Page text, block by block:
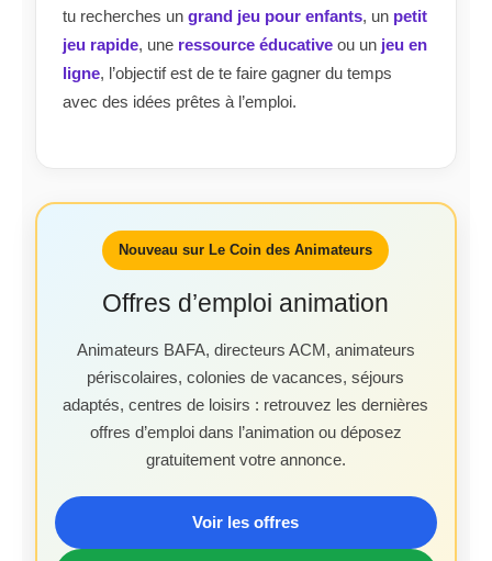
tu recherches ungrand jeu pour enfants, un petit
jeu rapide, une ressource éducative ou un jeu en
ligne, l’objectif est de te faire gagner du temps
avec des idées prêtes à l’emploi.
Nouveau sur Le Coin des Animateurs
Offres d’emploi animation
Animateurs BAFA, directeurs ACM, animateurs
périscolaires, colonies de vacances, séjours
adaptés, centres de loisirs : retrouvez les dernières
offres d’emploi dans l’animation ou déposez
gratuitement votre annonce.
Voir les offres